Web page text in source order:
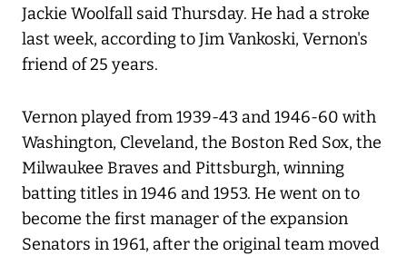
Jackie Woolfall said Thursday. He had a stroke
last week, according to Jim Vankoski, Vernon's
friend of 25 years.
Vernon played from 1939-43 and 1946-60 with
Washington, Cleveland, the Boston Red Sox, the
Milwaukee Braves and Pittsburgh, winning
batting titles in 1946 and 1953. He went on to
become the first manager of the expansion
Senators in 1961, after the original team moved